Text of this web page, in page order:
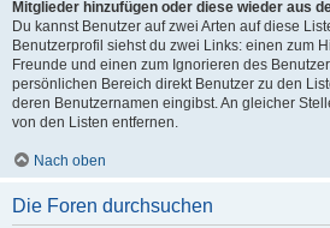
Mitglieder hinzufügen oder diese wieder aus
Du kannst Benutzer auf zwei Arten auf diese
Benutzerprofil siehst du zwei Links: einen zum
Freunde und einen zum Ignorieren des
persönlichen Bereich direkt Benutzer zu den
deren Benutzernamen eingibst. An gleicher
von den Listen entfernen.
Nach oben
Die Foren durchsuchen